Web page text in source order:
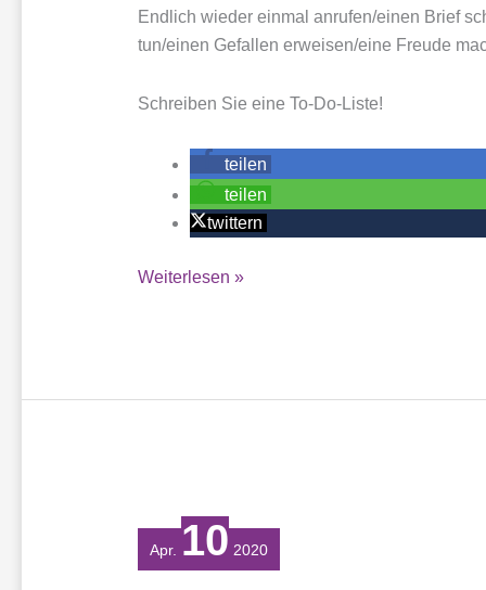
Endlich wieder einmal anrufen/einen Brief
tun/einen Gefallen erweisen/eine Freude
Schreiben Sie eine To-Do-Liste!
teilen
teilen
twittern
Netzwerkanalyse
Weiterlesen »
Apr. 10 2020